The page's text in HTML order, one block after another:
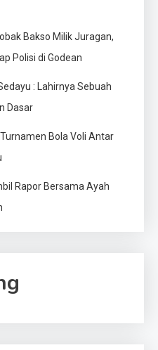
Bakso Milik Juragan,
Polisi di Godean
: Lahirnya Sebuah
Dasar
Bola Voli Antar
Rapor Bersama Ayah